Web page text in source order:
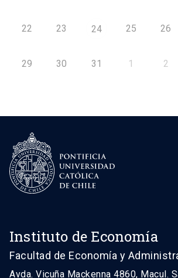
22 23 24 25 26
29 30 31 1 2
Instituto de Economía
Facultad de Economía y
Avda. Vicuña Mackenna 4860, Macul.